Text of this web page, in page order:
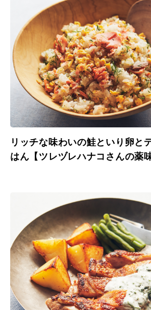
リッチな味わいの鮭といり卵と
はん【ツレヅレハナコさんの薬